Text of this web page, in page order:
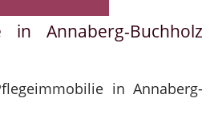
in Annaberg-Buchholz
in Annaberg-